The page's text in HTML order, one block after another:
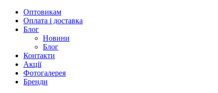
Оптовикам
Оплата і доставка
Блог
Новини
Блог
Контакти
Акції
Фотогалерея
Бренди